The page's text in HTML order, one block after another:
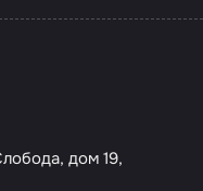
дом 19,